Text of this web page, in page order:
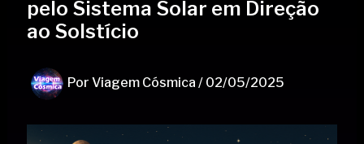
pelo Sistema Solar em Direção
ao Solstício
Por Viagem Cósmica / 02/05/2025